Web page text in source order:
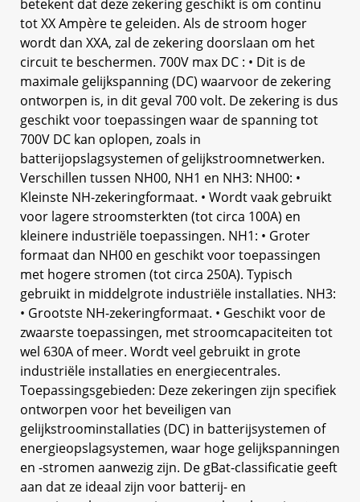
betekent dat deze zekering geschikt is om continu
tot XX Ampère te geleiden. Als de stroom hoger
wordt dan XXA, zal de zekering doorslaan om het
circuit te beschermen. 700V max DC : • Dit is de
maximale gelijkspanning (DC) waarvoor de zekering
ontworpen is, in dit geval 700 volt. De zekering is dus
geschikt voor toepassingen waar de spanning tot
700V DC kan oplopen, zoals in
batterijopslagsystemen of gelijkstroomnetwerken.
Verschillen tussen NH00, NH1 en NH3: NH00: •
Kleinste NH-zekeringformaat. • Wordt vaak gebruikt
voor lagere stroomsterkten (tot circa 100A) en
kleinere industriële toepassingen. NH1: • Groter
formaat dan NH00 en geschikt voor toepassingen
met hogere stromen (tot circa 250A). Typisch
gebruikt in middelgrote industriële installaties. NH3:
• Grootste NH-zekeringformaat. • Geschikt voor de
zwaarste toepassingen, met stroomcapaciteiten tot
wel 630A of meer. Wordt veel gebruikt in grote
industriële installaties en energiecentrales.
Toepassingsgebieden: Deze zekeringen zijn specifiek
ontworpen voor het beveiligen van
gelijkstroominstallaties (DC) in batterijsystemen of
energieopslagsystemen, waar hoge gelijkspanningen
en -stromen aanwezig zijn. De gBat-classificatie geeft
aan dat ze ideaal zijn voor batterij- en